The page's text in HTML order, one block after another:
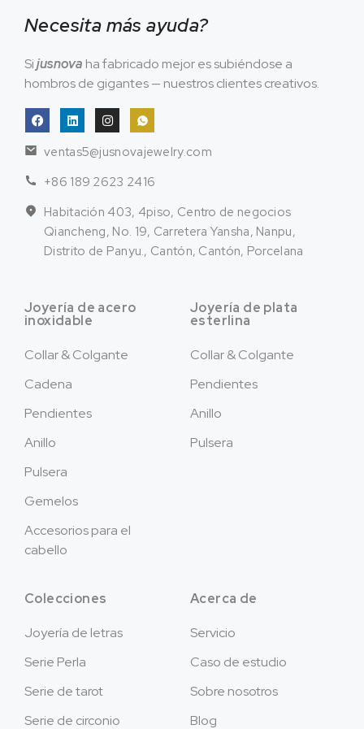
Necesita más ayuda?
Sijusnova ha fabricado mejor es subiéndose a
hombros de gigantes — nuestros clientes creativos.
ventas5@jusnovajewelry.com
+86 189 2623 2416
Habitación 403, 4piso, Centro de negocios
Qiancheng, No. 19, Carretera Yansha, Nanpu,
Distrito de Panyu., Cantón, Cantón, Porcelana
Joyería de acero
inoxidable
Collar & Colgante
Cadena
Pendientes
Anillo
Pulsera
Gemelos
Accesorios para el
cabello
Joyería de plata
esterlina
Collar & Colgante
Pendientes
Anillo
Pulsera
Colecciones
Joyería de letras
Serie Perla
Serie de tarot
Serie de circonio
Acerca de
Servicio
Caso de estudio
Sobre nosotros
Blog